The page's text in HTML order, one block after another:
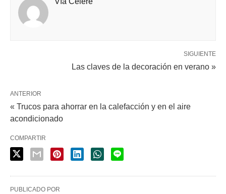
SIGUIENTE
Las claves de la decoración en verano »
ANTERIOR
« Trucos para ahorrar en la calefacción y en el aire
acondicionado
COMPARTIR
PUBLICADO POR